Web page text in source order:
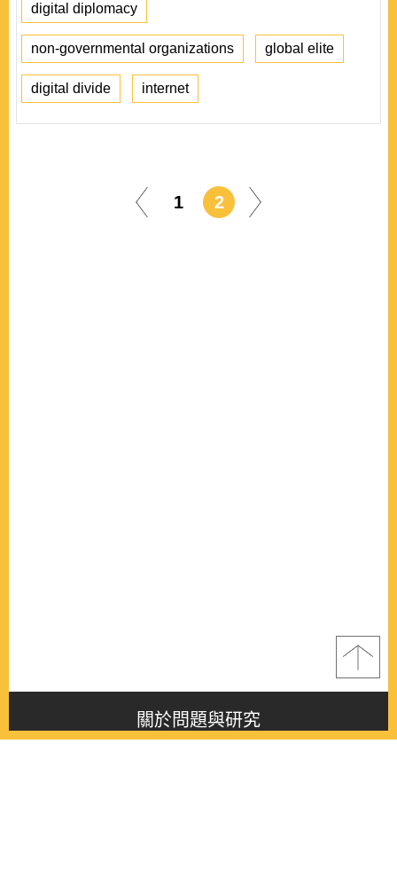
digital diplomacy
non-governmental organizations global elite
digital divide internet
1 2
關於問題與研究
About this journal